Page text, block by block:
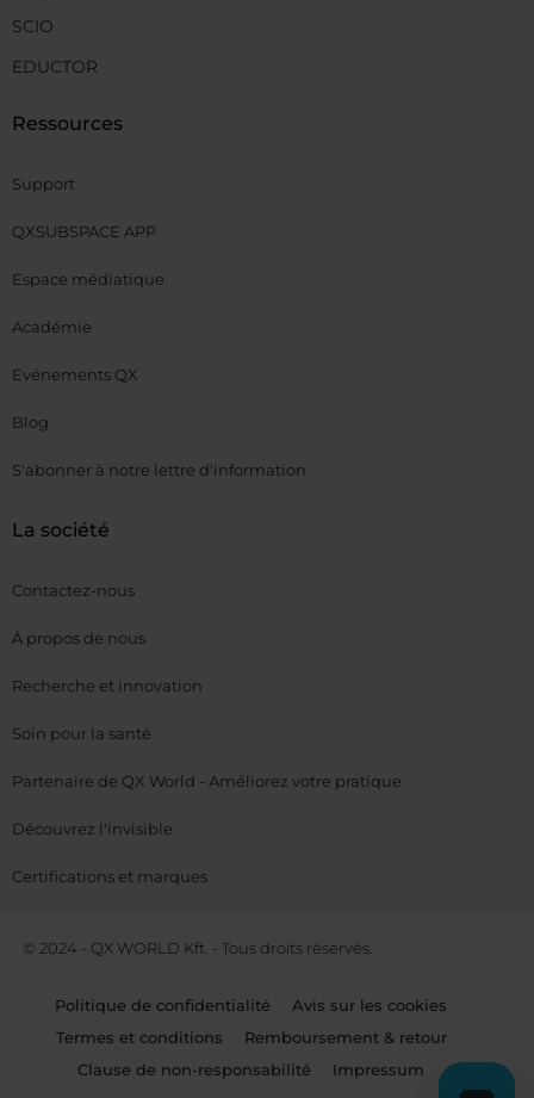
SCIO
EDUCTOR
Ressources
Support
QXSUBSPACE APP
Espace médiatique
Académie
Evénements QX
Blog
S'abonner à notre lettre d'information
La société
Contactez-nous
À propos de nous
Recherche et innovation
Soin pour la santé
Partenaire de QX World - Améliorez votre pratique
Découvrez l'invisible
Certifications et marques
© 2024 - QX WORLD Kft. - Tous droits réservés.
Politique de confidentialité
Avis sur les cookies
Termes et conditions
Remboursement & retour
Clause de non-responsabilité
Impressum